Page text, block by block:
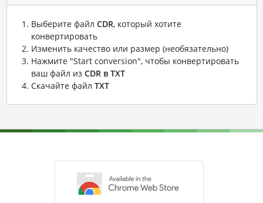
Выберите файл CDR, который хотите
конвертировать
Изменить качество или размер (необязательно)
Нажмите "Start conversion", чтобы конвертировать
ваш файл из CDR в TXT
Скачайте файл TXT